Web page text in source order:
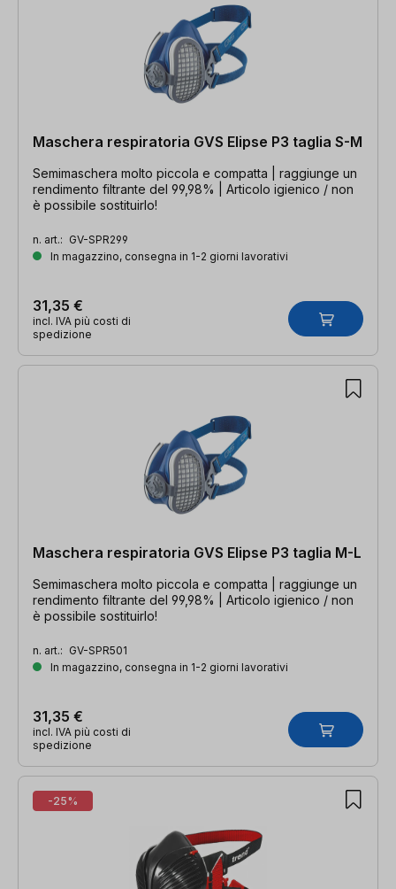
Maschera respiratoria GVS Elipse P3 taglia S-M
Semimaschera molto piccola e compatta | raggiunge un
rendimento filtrante del 99,98% | Articolo igienico / non
è possibile sostituirlo!
n. art.: GV-SPR299
In magazzino, consegna in 1-2 giorni lavorativi
31,35 €
incl. IVA più costi di
spedizione
Maschera respiratoria GVS Elipse P3 taglia M-L
Semimaschera molto piccola e compatta | raggiunge un
rendimento filtrante del 99,98% | Articolo igienico / non
è possibile sostituirlo!
n. art.: GV-SPR501
In magazzino, consegna in 1-2 giorni lavorativi
31,35 €
incl. IVA più costi di
spedizione
-25%